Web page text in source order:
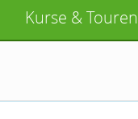
Kurse & Touren